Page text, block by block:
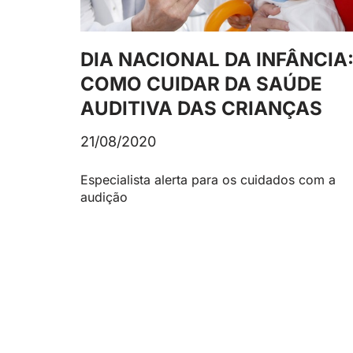
DIA NACIONAL DA INFÂNCIA:
COMO CUIDAR DA SAÚDE
AUDITIVA DAS CRIANÇAS
21/08/2020
Especialista alerta para os cuidados com a
audição